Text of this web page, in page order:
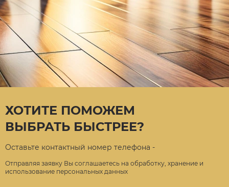
ХОТИТЕ ПОМОЖЕМ
ВЫБРАТЬ БЫСТРЕЕ?
Оставьте контактный номер телефона -
Отправляя заявку Вы соглашаетесь на обработку, хранение и
использование персональных данных